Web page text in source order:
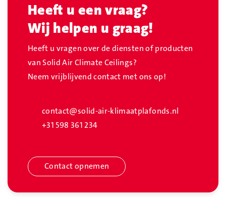
Heeft u een vraag?
Wij helpen u graag!
Heeft u vragen over de diensten of producten
van Solid Air Climate Ceilings?
Neem vrijblijvend contact met ons op!
contact@solid-air-klimaatplafonds.nl
+31 598 361 234
Contact opnemen